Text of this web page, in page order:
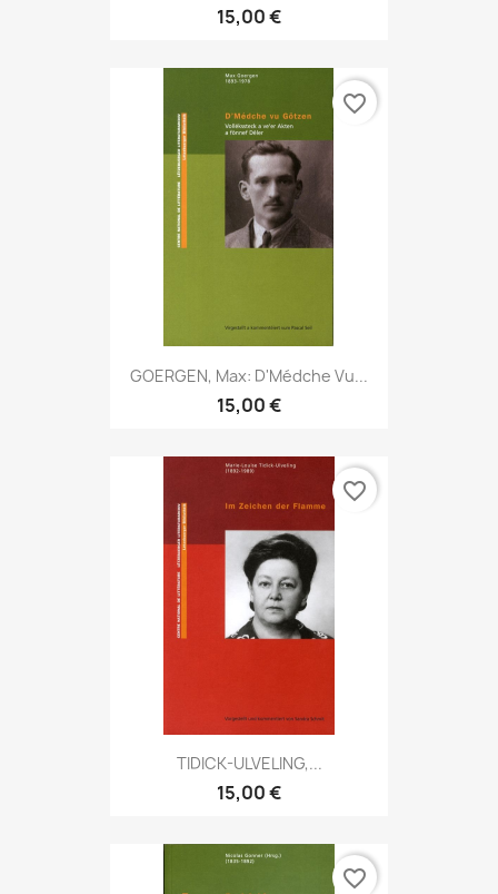
15,00 €
GOERGEN, Max: D'Médche Vu...
15,00 €
favorite_border
TIDICK-ULVELING,...
15,00 €
favorite_border
favorite_border